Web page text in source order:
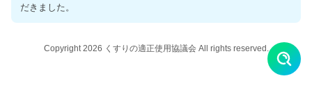
だきました。
Copyright 2026 くすりの適正使用協議会 All rights reserved.